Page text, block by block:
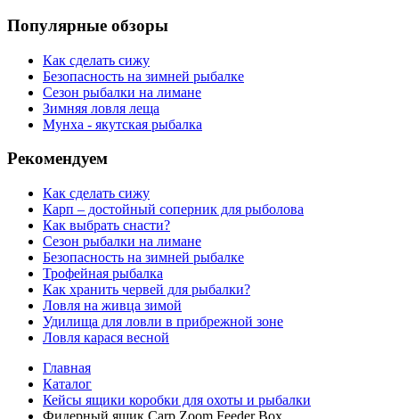
Популярные обзоры
Как сделать сижу
Безопасность на зимней рыбалке
Сезон рыбалки на лимане
Зимняя ловля леща
Мунха - якутская рыбалка
Рекомендуем
Как сделать сижу
Карп – достойный соперник для рыболова
Как выбрать снасти?
Сезон рыбалки на лимане
Безопасность на зимней рыбалке
Трофейная рыбалка
Как хранить червей для рыбалки?
Ловля на живца зимой
Удилища для ловли в прибрежной зоне
Ловля карася весной
Главная
Каталог
Кейсы ящики коробки для охоты и рыбалки